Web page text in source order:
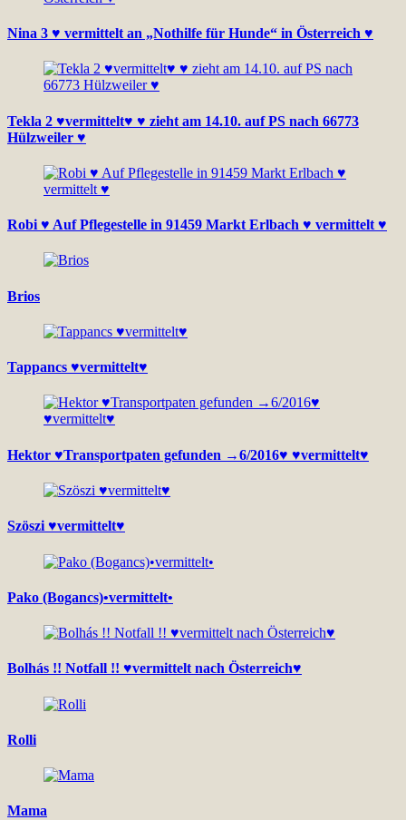
Nina 3 ♥ vermittelt an „Nothilfe für Hunde“ in Österreich ♥
Tekla 2 ♥vermittelt♥ ♥ zieht am 14.10. auf PS nach 66773
Hülzweiler ♥
Robi ♥ Auf Pflegestelle in 91459 Markt Erlbach ♥ vermittelt ♥
Brios
Tappancs ♥vermittelt♥
Hektor ♥Transportpaten gefunden →6/2016♥ ♥vermittelt♥
Szöszi ♥vermittelt♥
Pako (Bogancs)•vermittelt•
Bolhás !! Notfall !! ♥vermittelt nach Österreich♥
Rolli
Mama